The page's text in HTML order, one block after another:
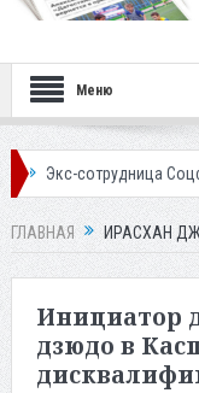
Меню
Соцфонда
ГЛАВНАЯ ИРАСХАН
Инициатор
дзюдо в